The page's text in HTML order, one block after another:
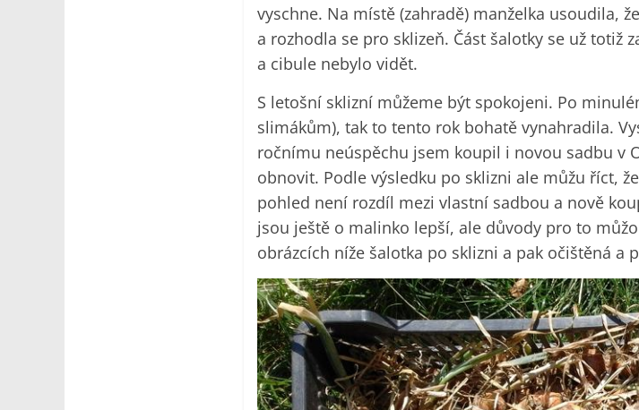
vyschne. Na místě (zahradě) manželka usoudila,
a rozhodla se pro sklizeň. Část šalotky se už totiž
a cibule nebylo vidět.
S letošní sklizní můžeme být spokojeni. Po
slimákům), tak to tento rok bohatě vynahradila.
ročnímu neúspěchu jsem koupil i novou sadbu v
obnovit. Podle výsledku po sklizni ale můžu říct,
pohled není rozdíl mezi vlastní sadbou a nově
jsou ještě o malinko lepší, ale důvody pro to
obrázcích níže šalotka po sklizni a pak očištěná a